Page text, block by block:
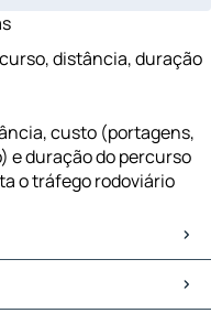
distância, duração
custo (portagens,
e duração do percurso
o tráfego rodoviário